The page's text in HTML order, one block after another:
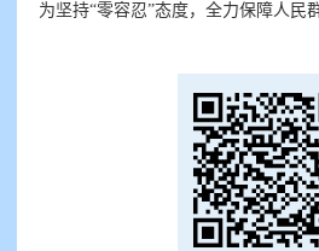
为坚持“零容忍”态度，全力保障人民